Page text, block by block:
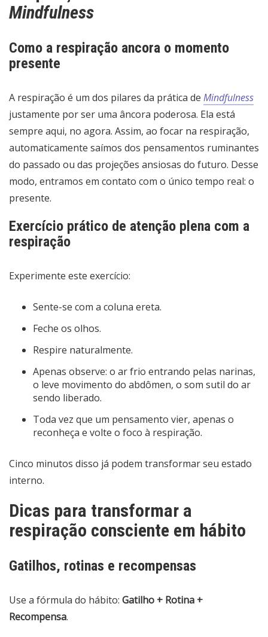
Mindfulness
Como a respiração ancora o momento
presente
A respiração é um dos pilares da prática de Mindfulness
justamente por ser uma âncora poderosa. Ela está
sempre aqui, no agora. Assim, ao focar na respiração,
automaticamente saímos dos pensamentos ruminantes
do passado ou das projeções ansiosas do futuro. Desse
modo, entramos em contato com o único tempo real: o
presente.
Exercício prático de atenção plena com a
respiração
Experimente este exercício:
Sente-se com a coluna ereta.
Feche os olhos.
Respire naturalmente.
Apenas observe: o ar frio entrando pelas narinas,
o leve movimento do abdômen, o som sutil do ar
sendo liberado.
Toda vez que um pensamento vier, apenas o
reconheça e volte o foco à respiração.
Cinco minutos disso já podem transformar seu estado
interno.
Dicas para transformar a
respiração consciente em hábito
Gatilhos, rotinas e recompensas
Use a fórmula do hábito: Gatilho + Rotina +
Recompensa.